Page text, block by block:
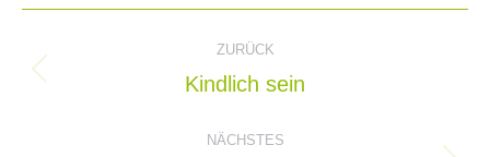
Kommentarnavigation
ZURÜCK
Vorheriger
Kindlich sein
NÄCHSTES